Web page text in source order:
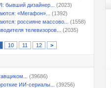
бывший дизайнер...
(2023)
«Мегафон»...
(1392)
россияне массово...
(1558)
телевизоров...
(2035)
10 11 12 >
(39686)
ИИ-сериалы...
(39256)